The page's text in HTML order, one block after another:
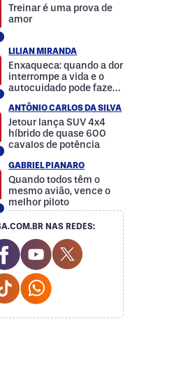
Treinar é uma prova de
amor
LILIAN MIRANDA
Enxaqueca: quando a dor
interrompe a vida e o
autocuidado pode fazer
ANTÔNIO CARLOS DA SILVA
Jetour lança SUV 4x4
híbrido de quase 600
cavalos de potência
GABRIEL PIANARO
Quando todos têm o
mesmo avião, vence o
melhor piloto
NAS REDES:
Social Media
Facebook Social Media
Youtube Social Media
Twitter Social Media
Tiktok Social Media
Whatsapp Social Media